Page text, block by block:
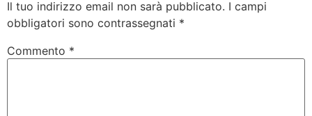
Il tuo indirizzo email non sarà pubblicato. I campi
obbligatori sono contrassegnati *
Commento *